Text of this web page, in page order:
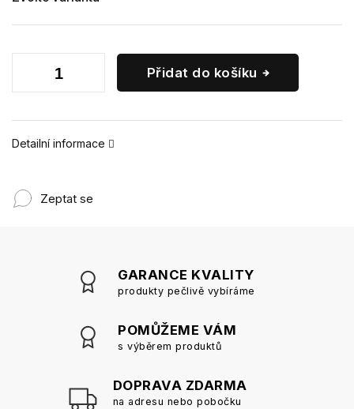
Přidat do košíku
Detailní informace
Zeptat se
GARANCE KVALITY
produkty pečlivě vybíráme
POMŮŽEME VÁM
s výběrem produktů
DOPRAVA ZDARMA
na adresu nebo pobočku